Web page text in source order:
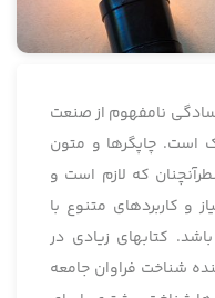
نامفهوم از صنعت
است. چاپگرها و متون
که لازم است و
و کاربردهای متنوع با
کتابهای زیادی در
شناخت فراوان جامعه